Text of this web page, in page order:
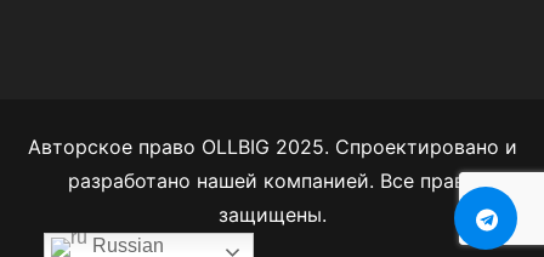
Авторское право OLLBIG 2025. Спроектировано и
разработано нашей компанией. Все права
защищены.
Russian